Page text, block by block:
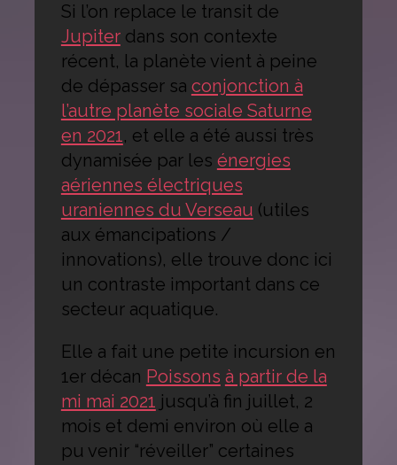
Si l’on replace le transit de
Jupiterdans son contexte
récent, la planète vient à peine
de dépasser sa conjonction à
l’autre planète sociale Saturne
en 2021, et elle a été aussi très
dynamisée par les énergies
aériennes électriques
uraniennes du Verseau (utiles
aux émancipations /
innovations), elle trouve donc ici
un contraste important dans ce
secteur aquatique.
Elle a fait une petite incursion en
1er décan Poissons à partir de la
mi mai 2021 jusqu’à fin juillet, 2
mois et demi environ où elle a
pu venir “réveiller” certaines